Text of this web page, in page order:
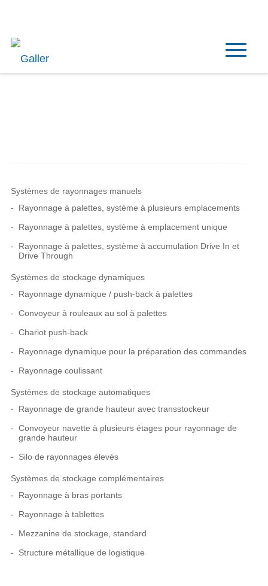
Systèmes de rayonnages manuels
Rayonnage à palettes, système à plusieurs emplacements
Rayonnage à palettes, système à emplacement unique
Rayonnage à palettes, système à accumulation Drive In et
Drive Through
Systèmes de stockage dynamiques
Rayonnage dynamique / push-back à palettes
Convoyeur à rouleaux au sol à palettes
Chariot push-back
Rayonnage dynamique pour la préparation des commandes
Rayonnage coulissant
Systèmes de stockage automatiques
Rayonnage de grande hauteur avec transstockeur
Convoyeur navette à plusieurs étages pour rayonnage de
grande hauteur
Silo de rayonnages élevés
Systèmes de stockage complémentaires
Rayonnage à bras portants
Rayonnage à tablettes
Mezzanine de stockage, standard
Structure métallique de logistique